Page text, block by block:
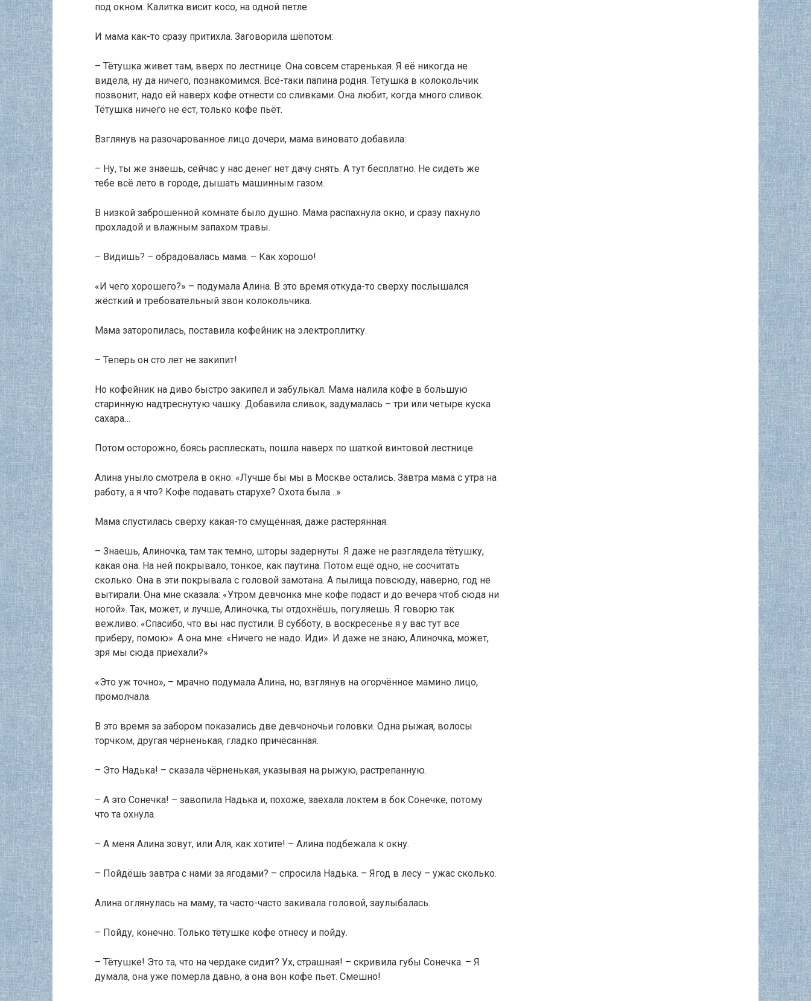
под окном. Калитка висит косо, на одной петле.
И мама как-то сразу притихла. Заговорила шёпотом:
– Тётушка живет там, вверх по лестнице. Она совсем старенькая. Я её никогда не
видела, ну да ничего, познакомимся. Всё-таки папина родня. Тётушка в колокольчик
позвонит, надо ей наверх кофе отнести со сливками. Она любит, когда много сливок.
Тётушка ничего не ест, только кофе пьёт.
Взглянув на разочарованное лицо дочери, мама виновато добавила:
– Ну, ты же знаешь, сейчас у нас денег нет дачу снять. А тут бесплатно. Не сидеть же
тебе всё лето в городе, дышать машинным газом.
В низкой заброшенной комнате было душно. Мама распахнула окно, и сразу пахнуло
прохладой и влажным запахом травы.
– Видишь? – обрадовалась мама. – Как хорошо!
«И чего хорошего?» – подумала Алина. В это время откуда-то сверху послышался
жёсткий и требовательный звон колокольчика.
Мама заторопилась, поставила кофейник на электроплитку.
– Теперь он сто лет не закипит!
Но кофейник на диво быстро закипел и забулькал. Мама налила кофе в большую
старинную надтреснутую чашку. Добавила сливок, задумалась – три или четыре куска
сахара…
Потом осторожно, боясь расплескать, пошла наверх по шаткой винтовой лестнице.
Алина уныло смотрела в окно: «Лучше бы мы в Москве остались. Завтра мама с утра на
работу, а я что? Кофе подавать старухе? Охота была…»
Мама спустилась сверху какая-то смущённая, даже растерянная.
– Знаешь, Алиночка, там так темно, шторы задернуты. Я даже не разглядела тётушку,
какая она. На ней покрывало, тонкое, как паутина. Потом ещё одно, не сосчитать
сколько. Она в эти покрывала с головой замотана. А пылища повсюду, наверно, год не
вытирали. Она мне сказала: «Утром девчонка мне кофе подаст и до вечера чтоб сюда ни
ногой». Так, может, и лучше, Алиночка, ты отдохнёшь, погуляешь. Я говорю так
вежливо: «Спасибо, что вы нас пустили. В субботу, в воскресенье я у вас тут все
приберу, помою». А она мне: «Ничего не надо. Иди». И даже не знаю, Алиночка, может,
зря мы сюда приехали?»
«Это уж точно», – мрачно подумала Алина, но, взглянув на огорчённое мамино лицо,
промолчала.
В это время за забором показались две девчоночьи головки. Одна рыжая, волосы
торчком, другая чёрненькая, гладко причёсанная.
– Это Надька! – сказала чёрненькая, указывая на рыжую, растрепанную.
– А это Сонечка! – завопила Надька и, похоже, заехала локтем в бок Сонечке, потому
что та охнула.
– А меня Алина зовут, или Аля, как хотите! – Алина подбежала к окну.
– Пойдёшь завтра с нами за ягодами? – спросила Надька. – Ягод в лесу – ужас сколько.
Алина оглянулась на маму, та часто-часто закивала головой, заулыбалась.
– Пойду, конечно. Только тётушке кофе отнесу и пойду.
– Тётушке! Это та, что на чердаке сидит? Ух, страшная! – скривила губы Сонечка. – Я
думала, она уже померла давно, а она вон кофе пьет. Смешно!